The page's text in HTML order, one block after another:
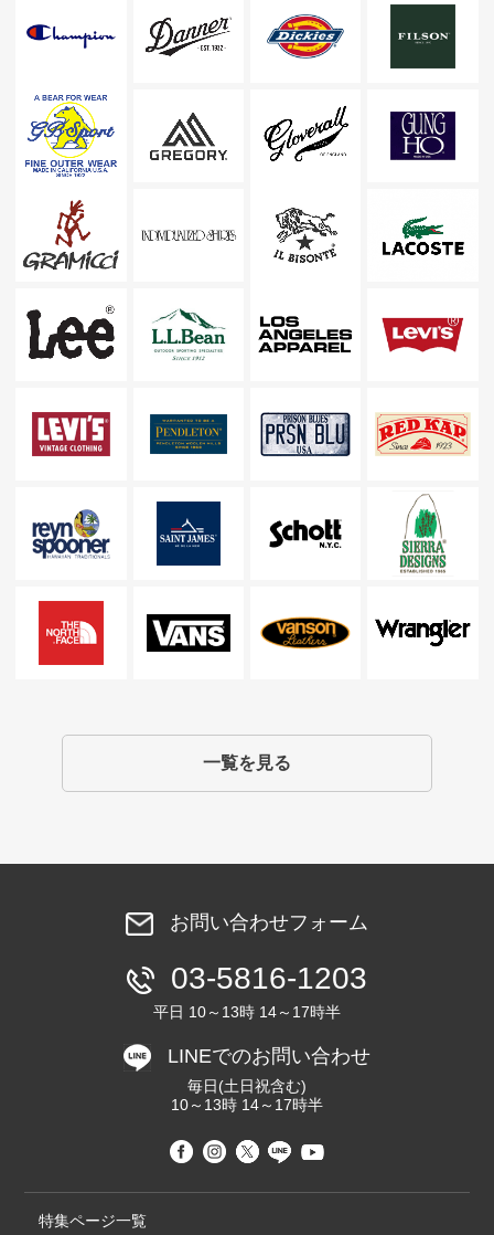
一覧を見る
お問い合わせフォーム
03-5816-1203
平日 10～13時 14～17時半
LINEでのお問い合わせ
毎日(土日祝含む)
10～13時 14～17時半
特集ページ一覧